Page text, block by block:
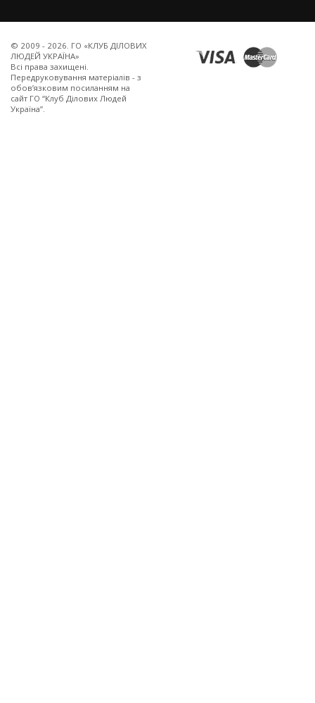
© 2009 - 2026. ГО «КЛУБ ДІЛОВИХ
ЛЮДЕЙ УКРАЇНА»
Всi права захищенi.
Передруковування матеріалів - з
обов’язковим посиланням на
сайт ГО “Клуб Ділових Людей
Україна”.